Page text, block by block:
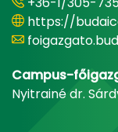
https://
Campus-
Nyitrainé dr.